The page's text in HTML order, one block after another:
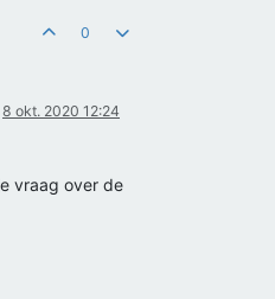
0
8 okt. 2020 12:24
vraag over de